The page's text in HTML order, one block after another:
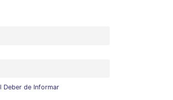
Deber de Informar